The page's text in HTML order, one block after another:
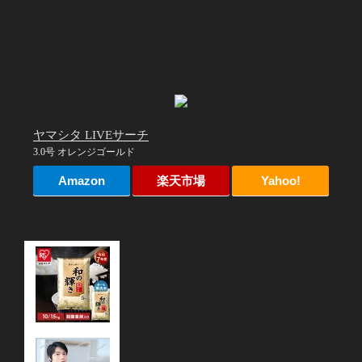
ヤマシタ LIVEサーチ
3.0号 オレンジゴールド
Amazon 楽天市場 Yahoo!